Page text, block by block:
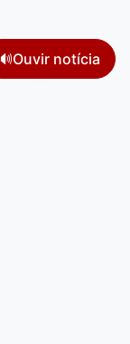
Ouvir notícia